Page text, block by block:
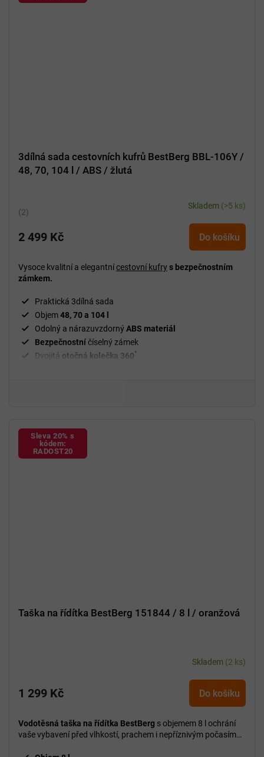
3dílná sada cestovních kufrů BestBerg BBL-106Y /
48, 70, 104 l / ABS / žlutá
Průměrné
produktu
5,0
z
hvězdiček.
Skladem (>5 ks)
2 499 Kč Do košíku
Vysoce kvalitní a elegantnícestovní kufrys bezpečnostním
zámkem.
Praktická 3dílná sada
Objem48, 70 a 104 l
Odolný a nárazuvzdornýABS materiál
Bezpečnostníčíselný zámek
Dvojitá otočná kolečka 360°
Sleva 20% s
kódem:
RADOST20
Taška na řídítka BestBerg 151844 / 8 l / oranžová
Skladem (2 ks)
1 299 Kč Do košíku
Vodotěsná taška na řídítka BestBerg s objemem 8 l ochrání
vaše vybavení před vlhkostí, prachem i nepříznivým počasím